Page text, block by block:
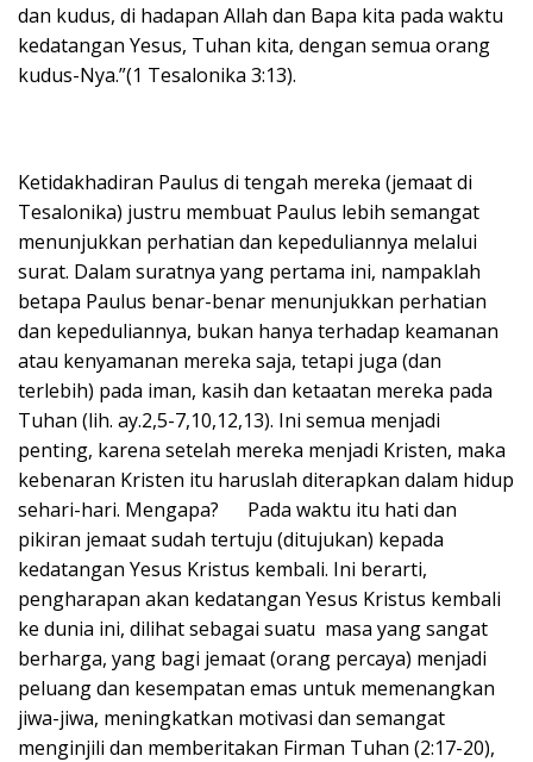
dan kudus, di hadapan Allah dan Bapa kita pada waktu
kedatangan Yesus, Tuhan kita, dengan semua orang
kudus-Nya.”(1 Tesalonika 3:13).
Ketidakhadiran Paulus di tengah mereka (jemaat di
Tesalonika) justru membuat Paulus lebih semangat
menunjukkan perhatian dan kepeduliannya melalui
surat. Dalam suratnya yang pertama ini, nampaklah
betapa Paulus benar-benar menunjukkan perhatian
dan kepeduliannya, bukan hanya terhadap keamanan
atau kenyamanan mereka saja, tetapi juga (dan
terlebih) pada iman, kasih dan ketaatan mereka pada
Tuhan (lih. ay.2,5-7,10,12,13). Ini semua menjadi
penting, karena setelah mereka menjadi Kristen, maka
kebenaran Kristen itu haruslah diterapkan dalam hidup
sehari-hari. Mengapa? Pada waktu itu hati dan
pikiran jemaat sudah tertuju (ditujukan) kepada
kedatangan Yesus Kristus kembali. Ini berarti,
pengharapan akan kedatangan Yesus Kristus kembali
ke dunia ini, dilihat sebagai suatu masa yang sangat
berharga, yang bagi jemaat (orang percaya) menjadi
peluang dan kesempatan emas untuk memenangkan
jiwa-jiwa, meningkatkan motivasi dan semangat
menginjili dan memberitakan Firman Tuhan (2:17-20),